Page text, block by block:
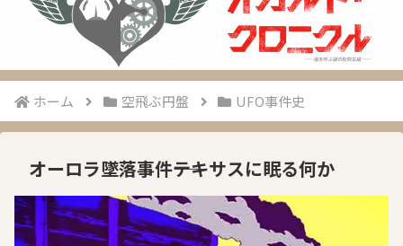
ホーム 空飛ぶ円盤 UFO事件史
オーロラ墜落事件――テキサスに眠る何か